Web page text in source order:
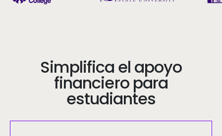
Simplifica el apoyo
financiero para
estudiantes